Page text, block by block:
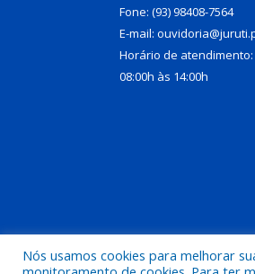
Fone: (93) 98408-7564
E-mail:
Horário de
08:00h às 14:00h
Todos os direitos
Nós usamos cookies para melhorar